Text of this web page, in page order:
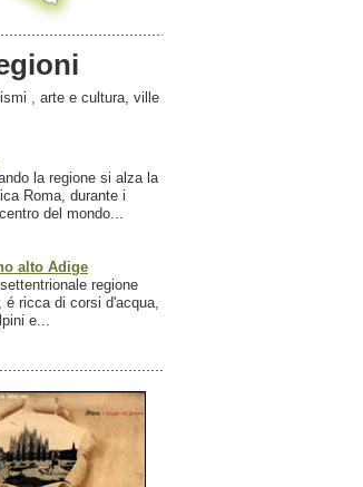
, arte e cultura, ville
la regione si alza la
Roma, durante i
del mondo...
alto Adige
regione
é ricca di corsi d'acqua,
e...